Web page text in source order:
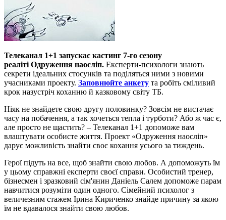
Телеканал 1+1 запускає кастинг 7-го сезону
реаліті Одруження наосліп. Експерти-психологи знають
секрети ідеальних стосунків та поділяться ними з новими
учасниками проекту. Заповнюйте анкету та робіть сміливий
крок назустріч коханню й казковому світу ТБ.
Ніяк не знайдете свою другу половинку? Зовсім не вистачає
часу на побачення, а так хочеться тепла і турботи? Або ж час є,
але просто не щастить? – Телеканал 1+1 допоможе вам
влаштувати особисте життя. Проект «Одруження наосліп»
дарує можливість знайти своє кохання усього за тиждень.
Герої підуть на все, щоб знайти свою любов. А допоможуть їм
у цьому справжні експерти своєї справи. Особистий тренер,
бізнесмен і зразковий сім'янин Даніель Салем допоможе парам
навчитися розуміти один одного. Сімейний психолог з
величезним стажем Ірина Кириченко знайде причину за якою
їм не вдавалося знайти свою любов.